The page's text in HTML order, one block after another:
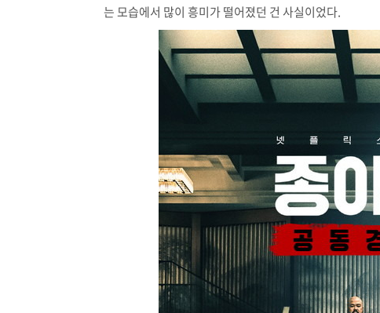
는 모습에서 많이 흥미가 떨어졌던 건 사실이었다.